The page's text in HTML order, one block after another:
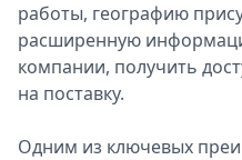
работы, географию
расширенную
компании, получить
на поставку.
Одним из ключевых